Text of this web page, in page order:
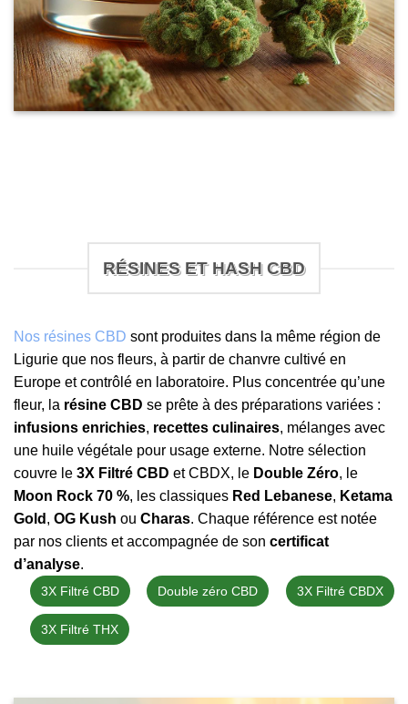
RÉSINES ET HASH CBD
Nos résines CBD sont produites dans la même région de
Ligurie que nos fleurs, à partir de chanvre cultivé en
Europe et contrôlé en laboratoire. Plus concentrée qu’une
fleur, la résine CBD se prête à des préparations variées :
infusions enrichies, recettes culinaires, mélanges avec
une huile végétale pour usage externe. Notre sélection
couvre le 3X Filtré CBD et CBDX, le Double Zéro, le
Moon Rock 70 %, les classiques Red Lebanese, Ketama
Gold , OG Kush ou Charas. Chaque référence est notée
par nos clients et accompagnée de son certificat
d’analyse.
3X Filtré CBD Double zéro CBD 3X Filtré CBDX
3X Filtré THX